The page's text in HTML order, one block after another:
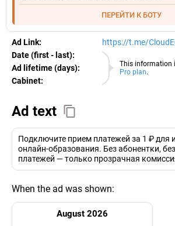
ПЕРЕЙТИ К БОТУ
Ad Link: https://t.me/
This information
Pro plan.
Date (first - last):
06.08.2026
Ad lifetime (days):
Cabinet:
EURO
Ad text
Подключите прием платежей за 1 ₽ для
онлайн-образования. Без абонентки,
платежей — только прозрачная
When the ad was shown:
August 2026